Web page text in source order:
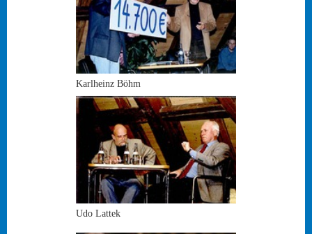
Karlheinz Böhm
Udo Lattek